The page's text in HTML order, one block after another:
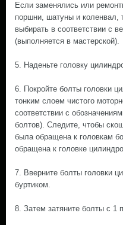
Если заменялись или
поршни, шатуны и коленвал,
выбирать в соответствии с
(выполняется в мастерской).
5. Наденьте головку
6. Покройте болты головки
тонким слоем чистого
соответствии с
болтов). Следите, чтобы
была обращена к головкам
обращена к головке
7. Вверните болты головки
буртиком.
8. Затем затяните болты с 1